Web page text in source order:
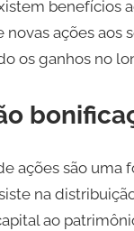
benefícios
ações aos
os ganhos no
ações são uma
na
ao